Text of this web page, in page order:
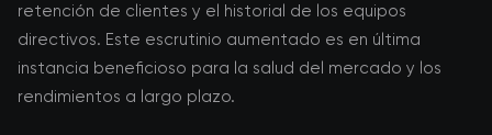
retención de clientes y el historial de los equipos
directivos. Este escrutinio aumentado es en última
instancia beneficioso para la salud del mercado y los
rendimientos a largo plazo.